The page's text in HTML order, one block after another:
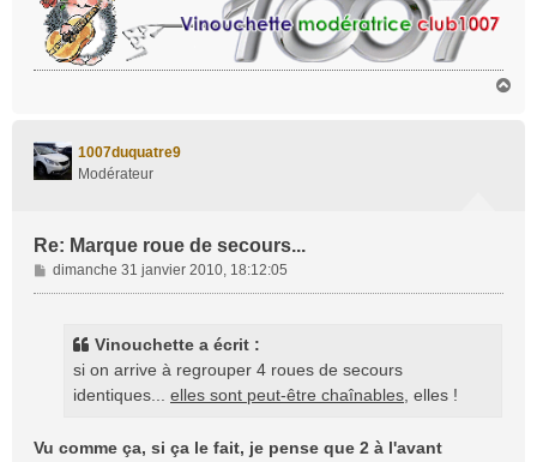
1007duquatre9
Modérateur
Re: Marque roue de secours...
M
e
dimanche 31 janvier 2010, 18:12:05
Vinouchette a écrit :
si on arrive à regrouper 4 roues de secours
identiques... elles sont peut-être chaînables, elles !
Vu comme ça, si ça le fait, je pense que 2 à l'avant